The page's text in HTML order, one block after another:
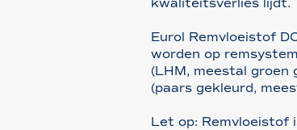
kwaliteitsverlies lijdt.
Eurol Remvloeistof
worden op
(LHM, meestal groen
(paars gekleurd,
Let op: Remvloeistof